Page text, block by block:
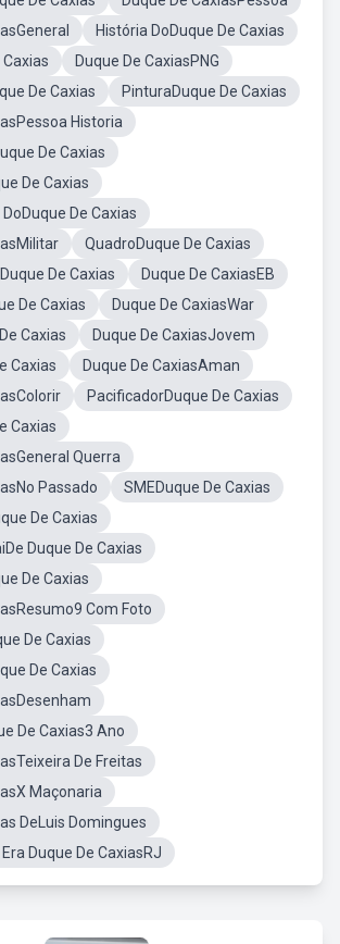
História DoDuque De Caxias
Duque De CaxiasPNG
De Caxias
PinturaDuque De Caxias
Historia
De Caxias
De Caxias
De Caxias
QuadroDuque De Caxias
De Caxias
Duque De CaxiasEB
De Caxias
Duque De CaxiasWar
Caxias
Duque De CaxiasJovem
Caxias
Duque De CaxiasAman
PacificadorDuque De Caxias
Caxias
Querra
Passado
SMEDuque De Caxias
De Caxias
Duque De Caxias
De Caxias
Com Foto
De Caxias
De Caxias
De Caxias3 Ano
De Freitas
Maçonaria
DeLuis Domingues
Duque De CaxiasRJ